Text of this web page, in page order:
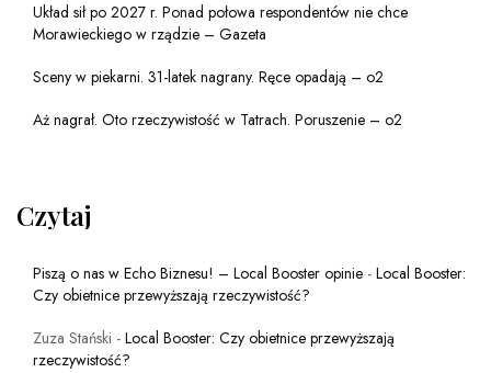
Układ sił po 2027 r. Ponad połowa respondentów nie chce
Morawieckiego w rządzie – Gazeta
Sceny w piekarni. 31-latek nagrany. Ręce opadają – o2
Aż nagrał. Oto rzeczywistość w Tatrach. Poruszenie – o2
Czytaj
Piszą o nas w Echo Biznesu! – Local Booster opinie - Local Booster:
Czy obietnice przewyższają rzeczywistość?
Zuza Stański - Local Booster: Czy obietnice przewyższają
rzeczywistość?